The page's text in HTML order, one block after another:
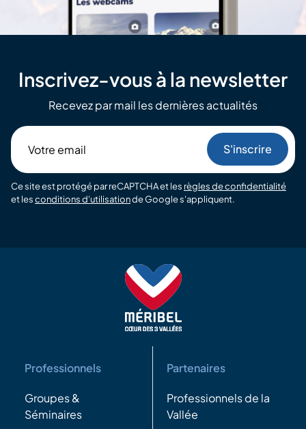
Inscrivez-vous à la newsletter
Recevez par mail les dernières actualités
email
Ce site est protégé par reCAPTCHA et les règles de confidentialité
et lesconditions d'utilisationde Google s'appliquent.
Professionnels
Groupes &
Séminaires
Partenaires
Professionnels de la
Vallée